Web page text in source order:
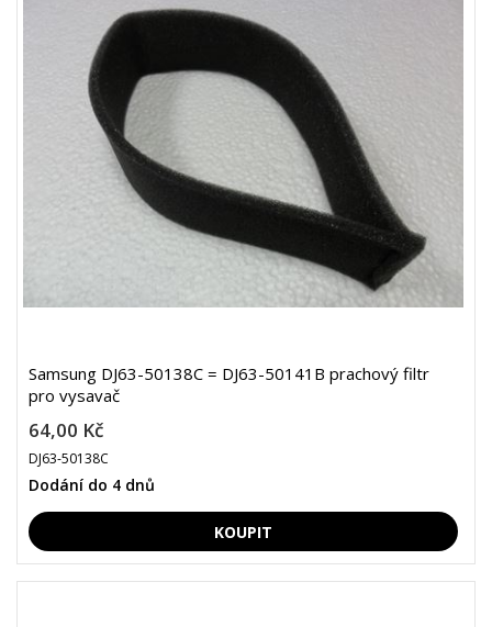
Samsung DJ63-50138C = DJ63-50141B prachový filtr
pro vysavač
64,00 Kč
DJ63-50138C
Dodání do 4 dnů